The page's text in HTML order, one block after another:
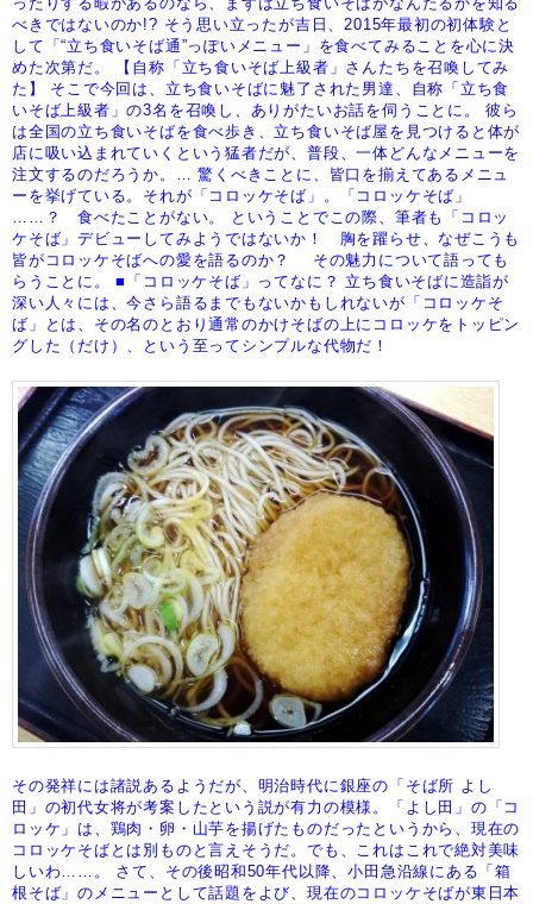
べきではないのか!? そう思い立ったが吉日、2015年最初の初体験と
して「“立ち食いそば通”っぽいメニュー」を食べてみることを心に決
めた次第だ。
【自称「立ち食いそば上級者」さんたちを召喚してみ
た】
そこで今回は、立ち食いそばに魅了された男達、自称「立ち食
いそば上級者」の3名を召喚し、ありがたいお話を伺うことに。
彼ら
は全国の立ち食いそばを食べ歩き、立ち食いそば屋を見つけると体が
店に吸い込まれていくという猛者だが、普段、一体どんなメニューを
注文するのだろうか。… 驚くべきことに、皆口を揃えてあるメニュ
ーを挙げている。それが「コロッケそば」。「コロッケそば」
……？ 食べたことがない。
ということでこの際、筆者も「コロッ
ケそば」デビューしてみようではないか！ 胸を躍らせ、なぜこうも
皆がコロッケそばへの愛を語るのか？
その魅力について語っても
らうことに。
■「コロッケそば」ってなに？ 立ち食いそばに造詣が
深い人々には、今さら語るまでもないかもしれないが「コロッケそ
ば」とは、その名のとおり通常のかけそばの上にコロッケをトッピン
グした（だけ）、という至ってシンプルな代物だ！
その発祥には諸説あるようだが、明治時代に銀座の「そば所 よし
田」の初代女将が考案したという説が有力の模様。「よし田」の「コ
ロッケ」は、鶏肉・卵・山芋を揚げたものだったというから、現在の
コロッケそばとは別ものと言えそうだ。でも、これはこれで絶対美味
しいわ……。
さて、その後昭和50年代以降、小田急沿線にある「箱
根そば」のメニューとして話題をよび、現在のコロッケそばが東日本